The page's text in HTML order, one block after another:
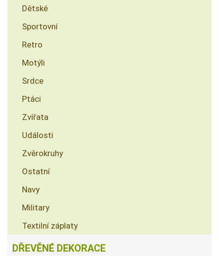
Dětské
Sportovní
Retro
Motýli
Srdce
Ptáci
Zvířata
Události
Zvěrokruhy
Ostatní
Navy
Military
Textilní záplaty
DŘEVĚNÉ DEKORACE